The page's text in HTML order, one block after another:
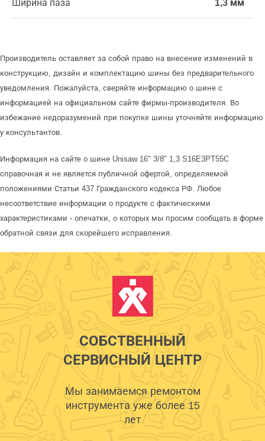
Ширина паза 1,3 мм
Производитель оставляет за собой право на внесение изменений в
конструкцию, дизайн и комплектацию шины без предварительного
уведомления. Пожалуйста, сверяйте информацию о шине с
информацией на официальном сайте фирмы-производителя. Во
избежание недоразумений при покупке шины уточняйте информацию
у консультантов.
Информация на сайте о шине Unisaw 16" 3/8" 1,3 S16E3PT55C
справочная и не является публичной офертой, определяемой
положениями Статьи 437 Гражданского кодекса РФ. Любое
несоответствие информации о продукте с фактическими
характеристиками - опечатки, о которых мы просим сообщать в форме
обратной связи для скорейшего исправления.
СОБСТВЕННЫЙ
СЕРВИСНЫЙ ЦЕНТР
Мы занимаемся ремонтом
инструмента уже более 15
лет